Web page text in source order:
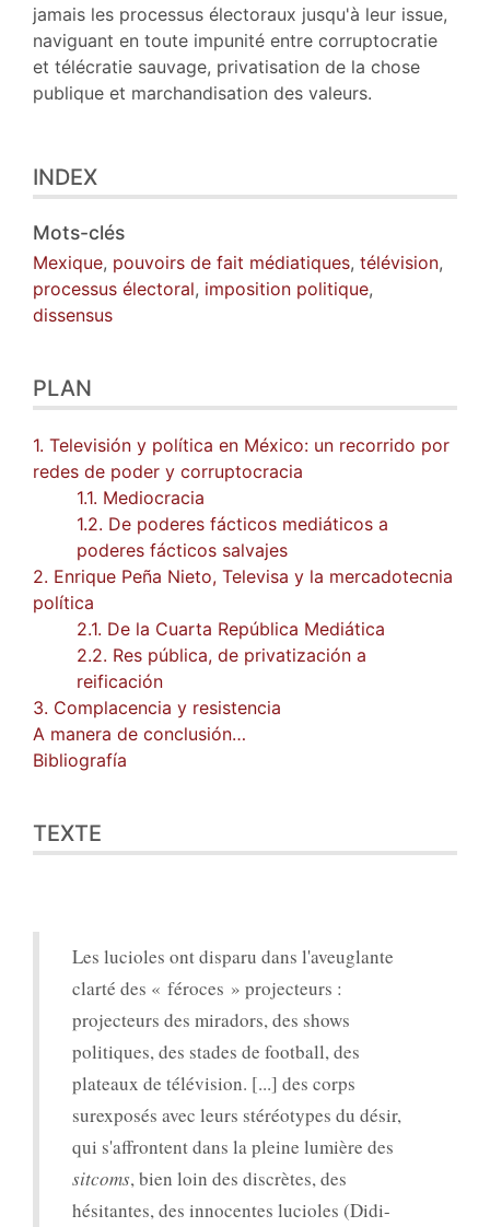
jamais les processus électoraux jusqu'à leur issue,
naviguant en toute impunité entre corruptocratie
et télécratie sauvage, privatisation de la chose
publique et marchandisation des valeurs.
INDEX
Mots-clés
Mexique, pouvoirs de fait médiatiques, télévision,
processus électoral, imposition politique,
dissensus
PLAN
1. Televisión y política en México: un recorrido por
redes de poder y corruptocracia
1.1. Mediocracia
1.2. De poderes fácticos mediáticos a
poderes fácticos salvajes
2. Enrique Peña Nieto, Televisa y la mercadotecnia
política
2.1. De la Cuarta República Mediática
2.2. Res pública, de privatización a
reificación
3. Complacencia y resistencia
A manera de conclusión…
Bibliografía
TEXTE
Les lucioles ont disparu dans l'aveuglante
clarté des « féroces » projecteurs :
projecteurs des miradors, des shows
politiques, des stades de football, des
plateaux de télévision. [...] des corps
surexposés avec leurs stéréotypes du désir,
qui s'affrontent dans la pleine lumière des
sitcoms, bien loin des discrètes, des
hésitantes, des innocentes lucioles (Didi-